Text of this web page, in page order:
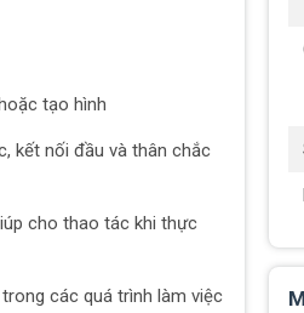
tạo hình
kết nối đầu và thân chắc
cho thao tác khi thực
các quá trình làm việc